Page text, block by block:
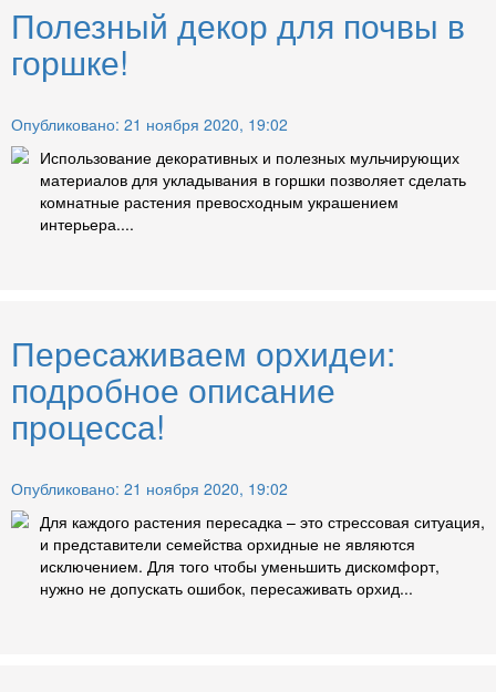
Полезный декор для почвы в
горшке!
Опубликовано: 21 ноября 2020, 19:02
Использование декоративных и полезных мульчирующих
материалов для укладывания в горшки позволяет сделать
комнатные растения превосходным украшением
интерьера....
Пересаживаем орхидеи:
подробное описание
процесса!
Опубликовано: 21 ноября 2020, 19:02
Для каждого растения пересадка – это стрессовая ситуация,
и представители семейства орхидные не являются
исключением. Для того чтобы уменьшить дискомфорт,
нужно не допускать ошибок, пересаживать орхид...